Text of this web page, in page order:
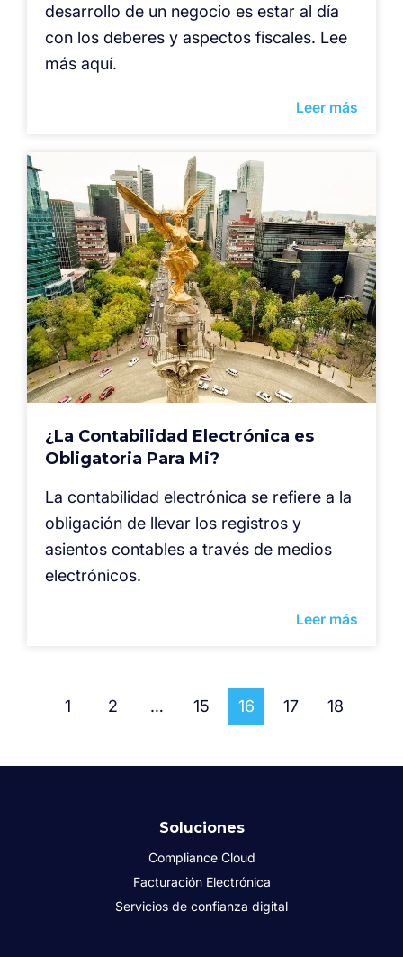
desarrollo de un negocio es estar al día
con los deberes y aspectos fiscales. Lee
más aquí.
Leer más
¿La Contabilidad Electrónica es
Obligatoria Para Mi?
La contabilidad electrónica se refiere a la
obligación de llevar los registros y
asientos contables a través de medios
electrónicos.
Leer más
1 2 … 15 16 17 18
Soluciones
Compliance Cloud
Facturación Electrónica
Servicios de confianza digital